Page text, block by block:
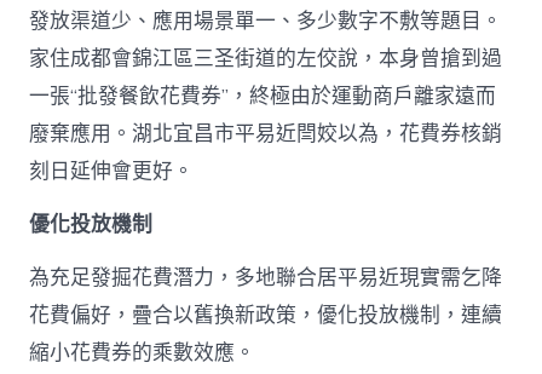
發放渠道少、應用場景單一、多少數字不敷等題目。
家住成都會錦江區三圣街道的左佼說，本身曾搶到過
一張“批發餐飲花費券”，終極由於運動商戶離家遠而
廢棄應用。湖北宜昌市平易近閆姣以為，花費券核銷
刻日延伸會更好。
優化投放機制
為充足發掘花費潛力，多地聯合居平易近現實需乞降
花費偏好，疊合以舊換新政策，優化投放機制，連續
縮小花費券的乘數效應。